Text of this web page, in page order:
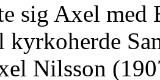
sig Axel med
Nilsson